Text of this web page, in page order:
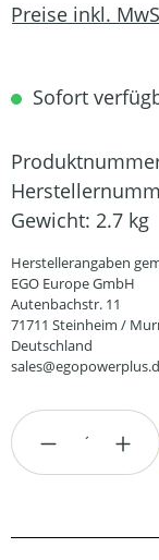
Preise inkl.
Sofort
Gewicht: 2.7 kg
Herstellerangaben
EGO Europe GmbH
Autenbachstr. 11
71711 Steinheim /
Deutschland
Produkt